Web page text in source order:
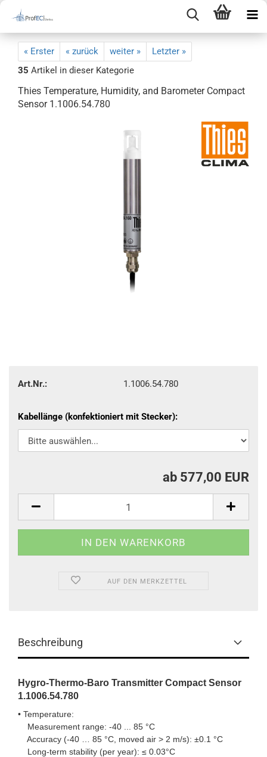
« Erster « zurück weiter »
Letzter »
35 Artikel in dieser Kategorie
Thies Temperature, Humidity, and Barometer Compact
Sensor 1.1006.54.780
Art.Nr.: 1.1006.54.780
Kabellänge (konfektioniert mit Stecker):
ab 577,00 EUR
AUF DEN MERKZETTEL
Beschreibung
Hygro-Thermo-Baro Transmitter Compact Sensor
1.1006.54.780
• Temperature:
Measurement range: -40 ... 85 °C
Accuracy (-40 … 85 °C, moved air > 2 m/s): ±0.1 °C
Long-term stability (per year): ≤ 0.03°C